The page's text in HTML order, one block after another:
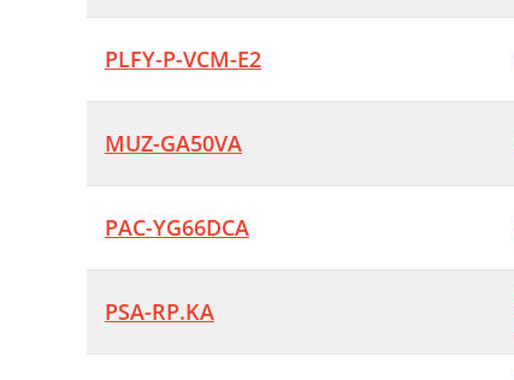
PLFY-P-VCM-E2
MUZ-GA50VA
PAC-YG66DCA
PSA-RP.KA